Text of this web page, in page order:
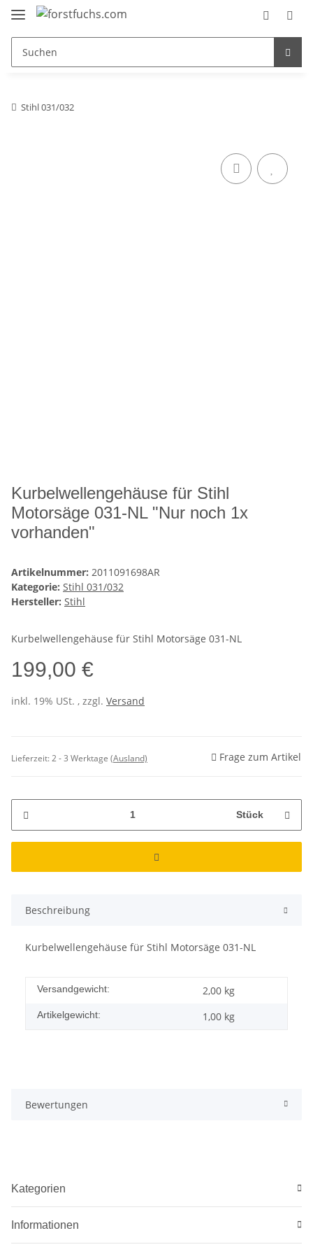
Stihl 031/032
Kurbelwellengehäuse für Stihl
Motorsäge 031-NL "Nur noch 1x
vorhanden"
Artikelnummer: 2011091698AR
Kategorie: Stihl 031/032
Hersteller: Stihl
Kurbelwellengehäuse für Stihl Motorsäge 031-NL
199,00 €
inkl. 19% USt. , zzgl. Versand
Lieferzeit:2 - 3 Werktage (Ausland) Frage zum Artikel
Stück
Beschreibung
Kurbelwellengehäuse für Stihl Motorsäge 031-NL
Versandgewicht: 2,00 kg
Artikelgewicht: 1,00 kg
Bewertungen
Kategorien
Informationen